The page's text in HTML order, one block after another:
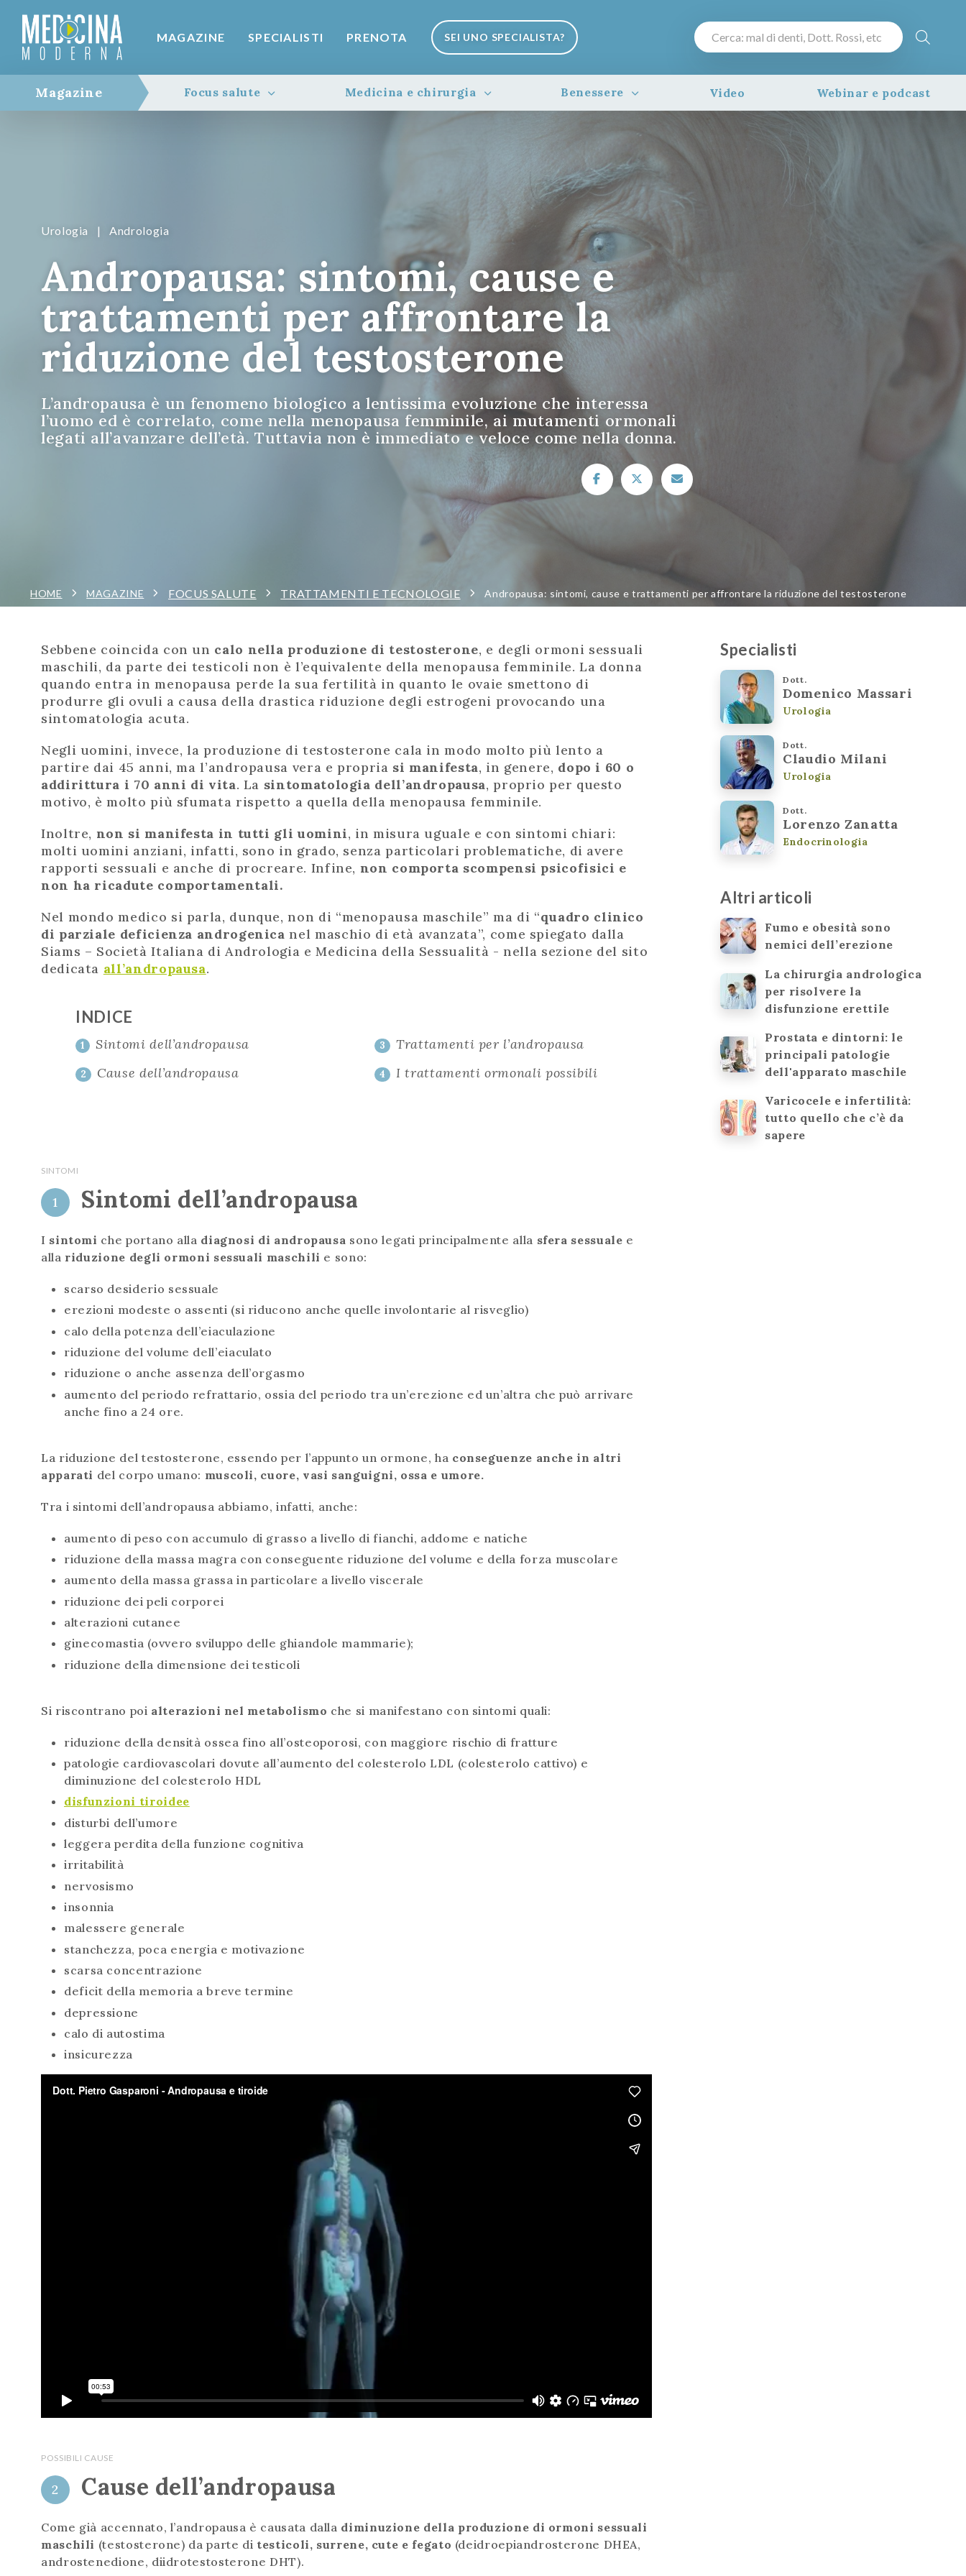
MAGAZINE SPECIALISTI PRENOTA SEI UNO SPECIALISTA?
Magazine Focus salute Medicina e chirurgia Benessere Video Webinar e podcast
Urologia | Andrologia
Andropausa: sintomi, cause e
trattamenti per affrontare la
riduzione del testosterone
L’andropausa è un fenomeno biologico a lentissima evoluzione che interessa
l’uomo ed è correlato, come nella menopausa femminile, ai mutamenti ormonali
legati all’avanzare dell’età. Tuttavia non è immediato e veloce come nella donna.
HOME MAGAZINE FOCUS SALUTE TRATTAMENTI E TECNOLOGIE Andropausa: sintomi, cause e trattamenti per affrontare la riduzione del testosterone
Sebbene coincida con un calo nella produzione di testosterone, e degli ormoni sessuali
maschili, da parte dei testicoli non è l’equivalente della menopausa femminile. La donna
quando entra in menopausa perde la sua fertilità in quanto le ovaie smettono di
produrre gli ovuli a causa della drastica riduzione degli estrogeni provocando una
sintomatologia acuta.
Negli uomini, invece, la produzione di testosterone cala in modo molto più lento a
partire dai 45 anni, ma l’andropausa vera e propria si manifesta, in genere, dopo i 60 o
addirittura i 70 anni di vita. La sintomatologia dell’andropausa, proprio per questo
motivo, è molto più sfumata rispetto a quella della menopausa femminile.
Inoltre, non si manifesta in tutti gli uomini, in misura uguale e con sintomi chiari:
molti uomini anziani, infatti, sono in grado, senza particolari problematiche, di avere
rapporti sessuali e anche di procreare. Infine, non comporta scompensi psicofisici e
non ha ricadute comportamentali.
Nel mondo medico si parla, dunque, non di “menopausa maschile” ma di “quadro clinico
di parziale deficienza androgenicanel maschio di età avanzata”, come spiegato dalla
Siams – Società Italiana di Andrologia e Medicina della Sessualità - nella sezione del sito
dedicata all’andropausa.
INDICE
1 Sintomi dell’andropausa
2 Cause dell’andropausa
3 Trattamenti per l’andropausa
4 I trattamenti ormonali possibili
SINTOMI
1 Sintomi dell’andropausa
I sintomi che portano alla diagnosi di andropausa sono legati principalmente alla sfera sessuale e
alla riduzione degli ormoni sessuali maschili e sono:
scarso desiderio sessuale
erezioni modeste o assenti (si riducono anche quelle involontarie al risveglio)
calo della potenza dell’eiaculazione
riduzione del volume dell’eiaculato
riduzione o anche assenza dell’orgasmo
aumento del periodo refrattario, ossia del periodo tra un’erezione ed un’altra che può arrivare
anche fino a 24 ore.
La riduzione del testosterone, essendo per l’appunto un ormone, ha conseguenze anche in altri
apparati del corpo umano: muscoli, cuore, vasi sanguigni, ossa e umore.
Tra i sintomi dell’andropausa abbiamo, infatti, anche:
aumento di peso con accumulo di grasso a livello di fianchi, addome e natiche
riduzione della massa magra con conseguente riduzione del volume e della forza muscolare
aumento della massa grassa in particolare a livello viscerale
riduzione dei peli corporei
alterazioni cutanee
ginecomastia (ovvero sviluppo delle ghiandole mammarie);
riduzione della dimensione dei testicoli
Si riscontrano poi alterazioni nel metabolismo che si manifestano con sintomi quali:
riduzione della densità ossea fino all’osteoporosi, con maggiore rischio di fratture
patologie cardiovascolari dovute all’aumento del colesterolo LDL (colesterolo cattivo) e
diminuzione del colesterolo HDL
disfunzioni tiroidee
disturbi dell’umore
leggera perdita della funzione cognitiva
irritabilità
nervosismo
insonnia
malessere generale
stanchezza, poca energia e motivazione
scarsa concentrazione
deficit della memoria a breve termine
depressione
calo di autostima
insicurezza
POSSIBILI CAUSE
2 Cause dell’andropausa
Come già accennato, l’andropausa è causata dalla diminuzione della produzione di ormoni sessuali
maschili (testosterone) da parte di testicoli, surrene, cute e fegato (deidroepiandrosterone DHEA,
androstenedione, diidrotestosterone DHT).
Specialisti
Dott.
Domenico Massari
Urologia
Dott.
Claudio Milani
Urologia
Dott.
Lorenzo Zanatta
Endocrinologia
Altri articoli
Fumo e obesità sono
nemici dell’erezione
La chirurgia andrologica
per risolvere la
disfunzione erettile
Prostata e dintorni: le
principali patologie
dell'apparato maschile
Varicocele e infertilità:
tutto quello che c’è da
sapere